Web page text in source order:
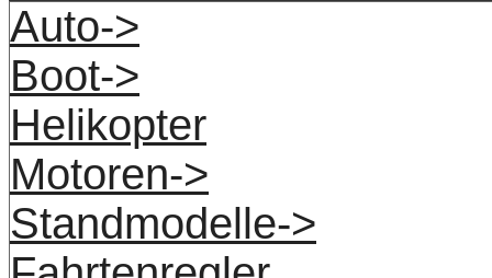
Auto->
Boot->
Helikopter
Motoren->
Standmodelle->